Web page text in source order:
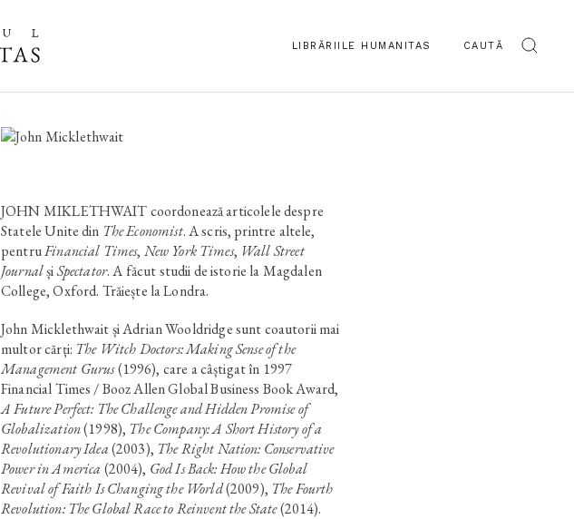
LIBRĂRIILE HUMANITAS CAUTĂ
JOHN MIKLETHWAIT coordonează articolele despre
Statele Unite din The Economist. A scris, printre altele,
pentruFinancial Times, New York Times, Wall Street
JournalșiSpectator. A făcut studii de istorie la Magdalen
College, Oxford. Trăiește la Londra.
John Micklethwait și Adrian Wooldridge sunt coautorii mai
multor cărți: The Witch Doctors: Making Sense of the
Management Gurus(1996), care a câștigat în 1997
Financial Times / Booz Allen Global Business Book Award,
A Future Perfect: The Challenge and Hidden Promise of
Globalization(1998), The Company: A Short History of a
Revolutionary Idea(2003), The Right Nation: Conservative
Power in America (2004), God Is Back: How the Global
Revival of Faith Is Changing the World(2009), The Fourth
Revolution: The Global Race to Reinvent the State(2014).